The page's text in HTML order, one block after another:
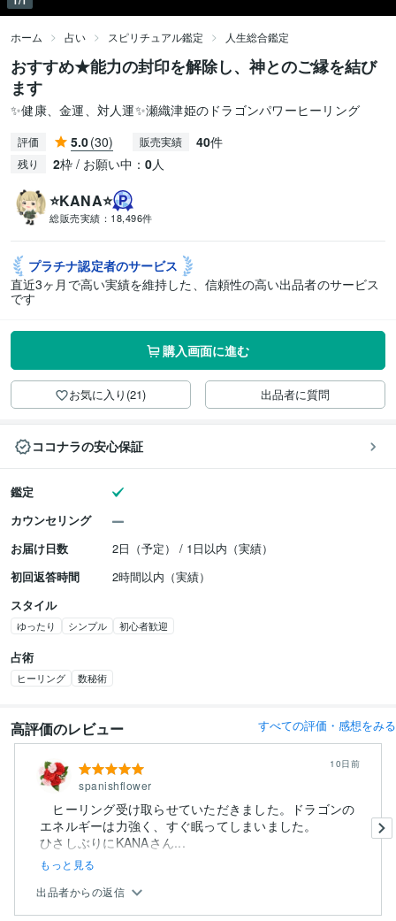
ホーム 占い スピリチュアル鑑定 人生総合鑑定
おすすめ★能力の封印を解除し、神とのご縁を結び
ます
✨健康、金運、対人運✨瀬織津姫のドラゴンパワーヒーリング
評価 5.0(30) 販売実績 40件
残り 2枠 / お願い中： 0人
⭐KANA⭐
総販売実績： 18,496件
プラチナ認定者のサービス
直近3ヶ月で高い実績を維持した、信頼性の高い出品者のサービス
です
購入画面に進む
お気に入り(21) 出品者に質問
ココナラの安心保証
鑑定
カウンセリング
お届け日数
2日（予定） / 1日以内（実績）
初回返答時間
2時間以内（実績）
スタイル
ゆったり シンプル 初心者歓迎
占術
ヒーリング 数秘術
高評価のレビュー すべての評価・感想をみる
spanishflower
10日前
ヒーリング受け取らせていただきました。ドラゴンの
エネルギーは力強く、すぐ眠ってしまいました。
ひさしぶりにKANAさん...
もっと見る
出品者からの返信